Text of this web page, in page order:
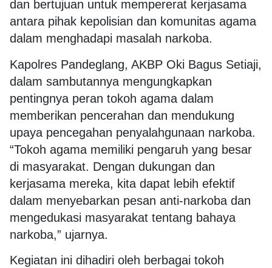
dan bertujuan untuk mempererat kerjasama
antara pihak kepolisian dan komunitas agama
dalam menghadapi masalah narkoba.
Kapolres Pandeglang, AKBP Oki Bagus Setiaji,
dalam sambutannya mengungkapkan
pentingnya peran tokoh agama dalam
memberikan pencerahan dan mendukung
upaya pencegahan penyalahgunaan narkoba.
“Tokoh agama memiliki pengaruh yang besar
di masyarakat. Dengan dukungan dan
kerjasama mereka, kita dapat lebih efektif
dalam menyebarkan pesan anti-narkoba dan
mengedukasi masyarakat tentang bahaya
narkoba,” ujarnya.
Kegiatan ini dihadiri oleh berbagai tokoh